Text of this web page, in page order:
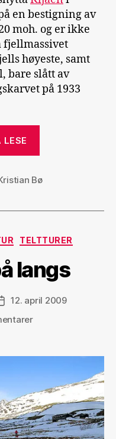
en bestigning av
moh. og er ikke
fjellmassivet
høyeste, samt
bare slått av
på 1933
Bø
TELTTURER
langs
12. april 2009
til
langs